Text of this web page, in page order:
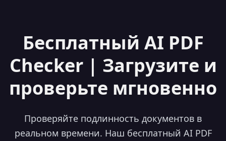
Бесплатный AI PDF
Checker | Загрузите и
проверьте мгновенно
Проверяйте подлинность документов в
реальном времени. Наш бесплатный AI PDF